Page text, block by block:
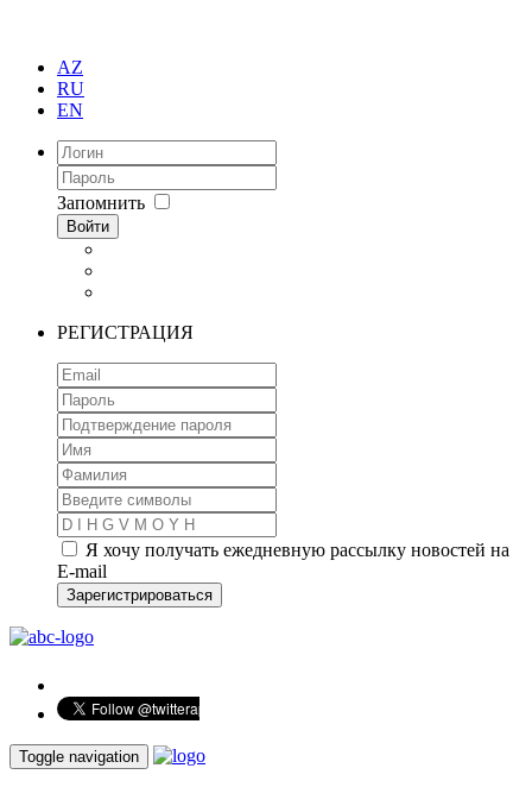
AZ
RU
EN
Запомнить
Войти
РЕГИСТРАЦИЯ
Я хочу получать ежедневную рассылку новостей на
E-mail
Зарегистрироваться
Toggle navigation